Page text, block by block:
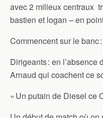
avec 2 milieux centraux
bastien et logan – en
Commencent sur le banc
Dirigeants : en l’absence
Arnaud qui coachent ce
« Un putain de Diesel ce